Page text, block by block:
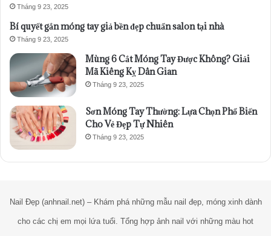
Tháng 9 23, 2025
Bí quyết gắn móng tay giả bền đẹp chuẩn salon tại nhà
Tháng 9 23, 2025
Mùng 6 Cắt Móng Tay Được Không? Giải
Mã Kiêng Kỵ Dân Gian
Tháng 9 23, 2025
Sơn Móng Tay Thường: Lựa Chọn Phổ Biến
Cho Vẻ Đẹp Tự Nhiên
Tháng 9 23, 2025
Nail Đẹp (anhnail.net) – Khám phá những mẫu nail đẹp, móng xinh dành
cho các chị em mọi lứa tuổi. Tổng hợp ảnh nail với những màu hot